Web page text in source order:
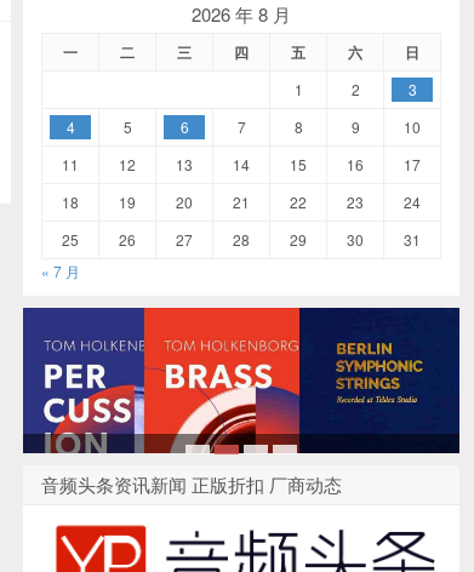
2026 年 8 月
一 二 三 四 五 六 日
1 2
3
4
5 6 7 8 9
10
11
12 13 14 15 16
17
18
19 20 21 22 23
24
25
26 27 28 29 30
31
« 7 月
1 2 4
音频头条资讯新闻 正版折扣 厂商动态